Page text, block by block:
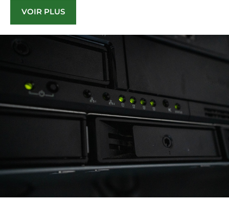
VOIR PLUS